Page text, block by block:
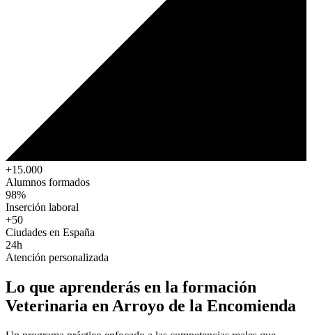
+15.000
Alumnos formados
98%
Inserción laboral
+50
Ciudades en España
24h
Atención personalizada
Lo que aprenderás en la formación
Veterinaria en Arroyo de la Encomienda